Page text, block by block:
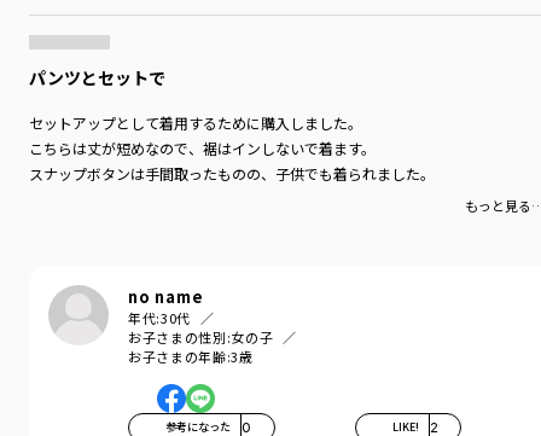
パンツとセットで
セットアップとして着用するために購入しました。
こちらは丈が短めなので、裾はインしないで着ます。
スナップボタンは手間取ったものの、子供でも着られました。
もっと見る
no name
年代:30代
お子さまの性別:女の子
お子さまの年齢:3歳
参考になった 0 LIKE! 2
シーズン
／アウトレット
カテゴリ
性別タイプ
／ BOY
商品番号
／ 11-5209-404